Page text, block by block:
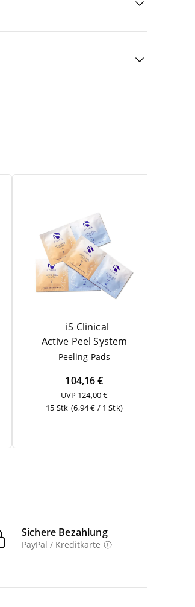
iS Clinical
Acti­ve Peel System
Pee­ling Pads
104,16 €
UVP 124,00 €
15 Stk (6,94 € / 1 Stk)
Sichere Bezahlung
PayPal / Kreditkarte